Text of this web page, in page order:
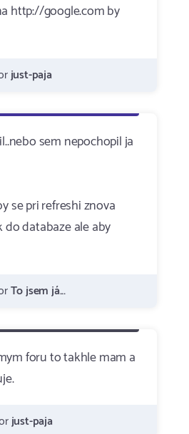
http://google.com by
just-paja
sem nepochopil ja
se pri refreshi znova
databaze ale aby
To jsem já...
foru to takhle mam a
just-paja